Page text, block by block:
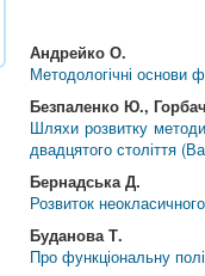
Андрейко О.
Методологічні основи
Безпаленко Ю.,
Шляхи розвитку
двадцятого століття
Бернадська Д.
Розвиток
Буданова Т.
Про функціональну